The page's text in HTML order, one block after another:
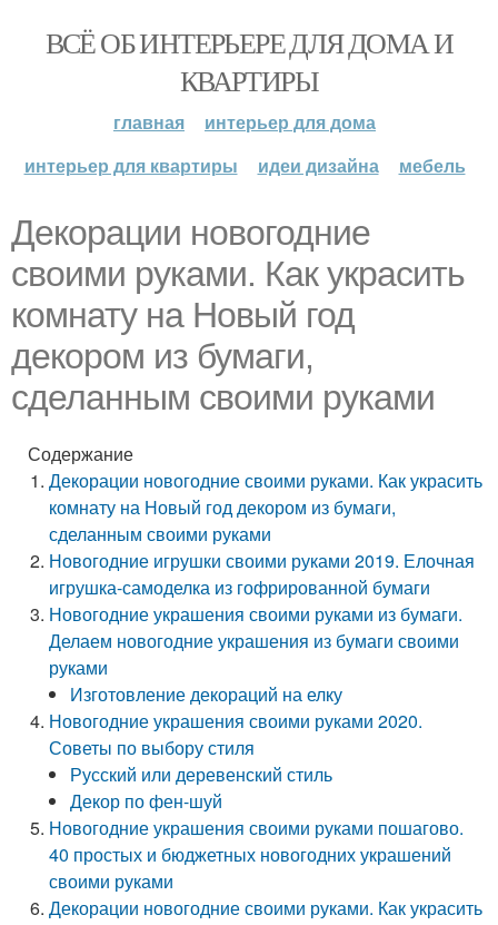
ВСЁ ОБ ИНТЕРЬЕРЕ ДЛЯ ДОМА И
КВАРТИРЫ
главная
интерьер для дома
интерьер для квартиры
идеи дизайна мебель
Декорации новогодние
своими руками. Как украсить
комнату на Новый год
декором из бумаги,
сделанным своими руками
Содержание
Декорации новогодние своими руками. Как украсить
комнату на Новый год декором из бумаги,
сделанным своими руками
Новогодние игрушки своими руками 2019. Елочная
игрушка-самоделка из гофрированной бумаги
Новогодние украшения своими руками из бумаги.
Делаем новогодние украшения из бумаги своими
руками
Изготовление декораций на елку
Новогодние украшения своими руками 2020.
Советы по выбору стиля
Русский или деревенский стиль
Декор по фен-шуй
Новогодние украшения своими руками пошагово.
40 простых и бюджетных новогодних украшений
своими руками
Декорации новогодние своими руками. Как украсить